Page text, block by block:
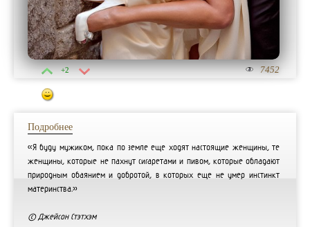
7452
+2
:)
Подробнее
«Я буду мужиком, пока по земле еще ходят настоящие женщины, те
женщины, которые не пахнут сигаретами и пивом, которые обладают
природным обаянием и добротой, в которых еще не умер инстинкт
материнства.»
© Джейсон Стэтхэм